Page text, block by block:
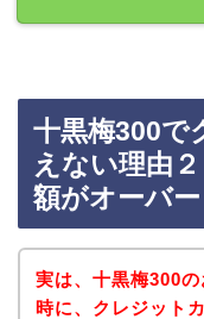
十黒梅300で
えない理由
額がオーバー
実は、十黒梅300
時に、クレジット